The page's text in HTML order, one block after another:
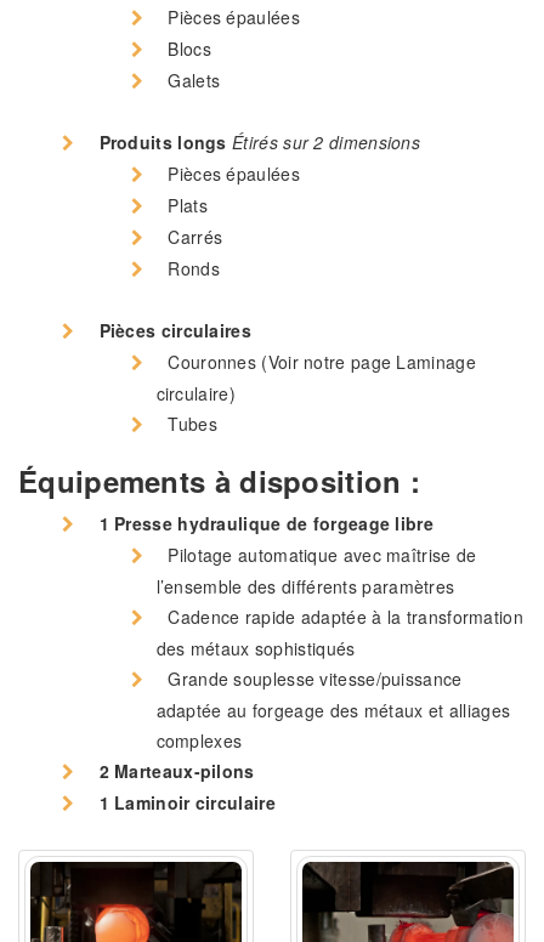
Pièces épaulées
Blocs
Galets
Produits longs Étirés sur 2 dimensions
Pièces épaulées
Plats
Carrés
Ronds
Pièces circulaires
Couronnes (Voir notre page Laminage
circulaire)
Tubes
Équipements à disposition :
1 Presse hydraulique de forgeage libre
Pilotage automatique avec maîtrise de
l’ensemble des différents paramètres
Cadence rapide adaptée à la transformation
des métaux sophistiqués
Grande souplesse vitesse/puissance
adaptée au forgeage des métaux et alliages
complexes
2 Marteaux-pilons
1 Laminoir circulaire